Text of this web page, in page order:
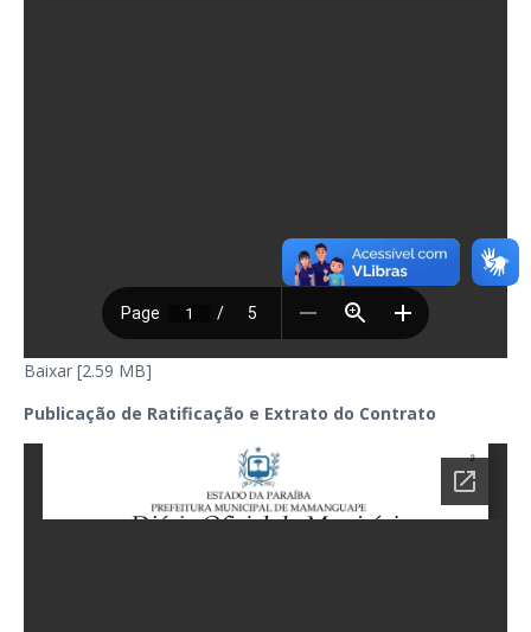
Baixar [2.59 MB]
Publicação de Ratificação e Extrato do Contrato